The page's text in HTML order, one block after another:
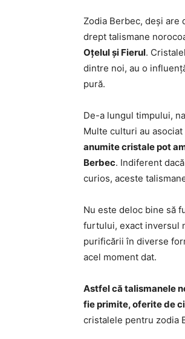
Zodia Berbec, deși
drept talismane
Oțelul și Fierul.
dintre noi, au o
pură.
De-a lungul timpului,
Multe culturi au
anumite cristale pot
Berbec. Indiferent
curios, aceste
Nu este deloc bine să
furtului, exact inversul
purificării în diverse
acel moment dat.
Astfel că talismanele
fie primite, oferite de
cristalele pentru zodia